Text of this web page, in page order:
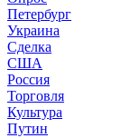
Петербург
Украина
Сделка
США
Россия
Торговля
Культура
Путин